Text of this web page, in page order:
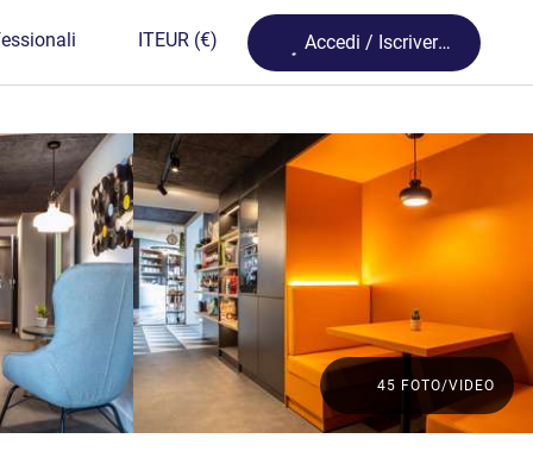
ITEUR (€) Loading...
Accedi / Iscriversi
45 FOTO/VIDEO